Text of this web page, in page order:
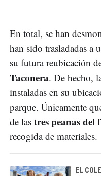
En total, se han
han sido trasladadas a
su futura reubicación
Taconera. De hecho,
instaladas en su
parque. Únicamente
de las tres peanas del
recogida de materiales.
EL